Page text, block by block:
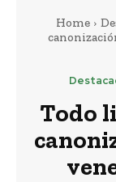
Home
Todo